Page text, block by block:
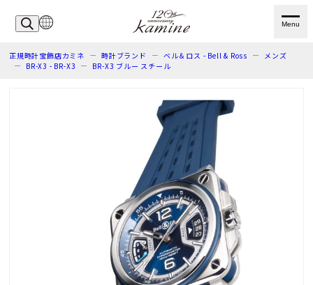
Menu
正規時計宝飾店カミネ 時計ブランド ベル＆ロス - Bell & Ross
メンズ
BR-X3 - BR-X3
BR-X3 ブルー スチール